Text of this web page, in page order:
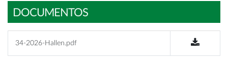
DOCUMENTOS
34-2026-Hallen.pdf